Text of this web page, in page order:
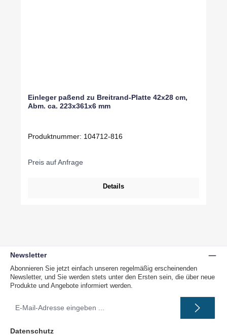
Einleger paßend zu Breitrand-Platte 42x28 cm,
Abm. ca. 223x361x6 mm
Produktnummer: 104712-816
Preis auf Anfrage
Details
Newsletter
Abonnieren Sie jetzt einfach unseren regelmäßig erscheinenden
Newsletter, und Sie werden stets unter den Ersten sein, die über neue
Produkte und Angebote informiert werden.
Mail-
Datenschutz